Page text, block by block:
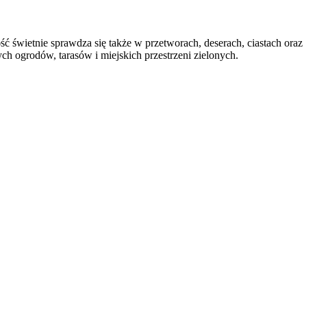
sprawdza się także w przetworach, deserach, ciastach oraz
ogrodów, tarasów i miejskich przestrzeni zielonych.